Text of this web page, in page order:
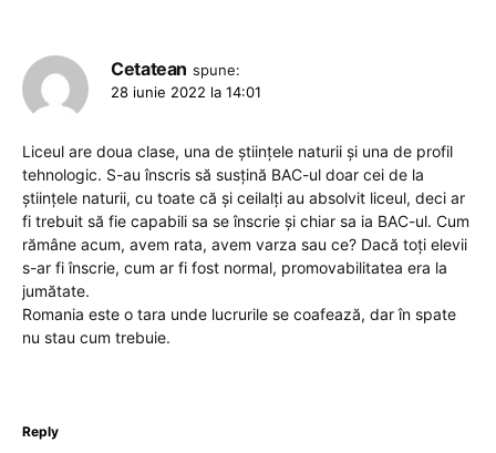
Cetatean spune:
28 iunie 2022 la 14:01
Liceul are doua clase, una de științele naturii și una de profil
tehnologic. S-au înscris să susțină BAC-ul doar cei de la
științele naturii, cu toate că și ceilalți au absolvit liceul, deci ar
fi trebuit să fie capabili sa se înscrie și chiar sa ia BAC-ul. Cum
rămâne acum, avem rata, avem varza sau ce? Dacă toți elevii
s-ar fi înscrie, cum ar fi fost normal, promovabilitatea era la
jumătate.
Romania este o tara unde lucrurile se coafează, dar în spate
nu stau cum trebuie.
Reply